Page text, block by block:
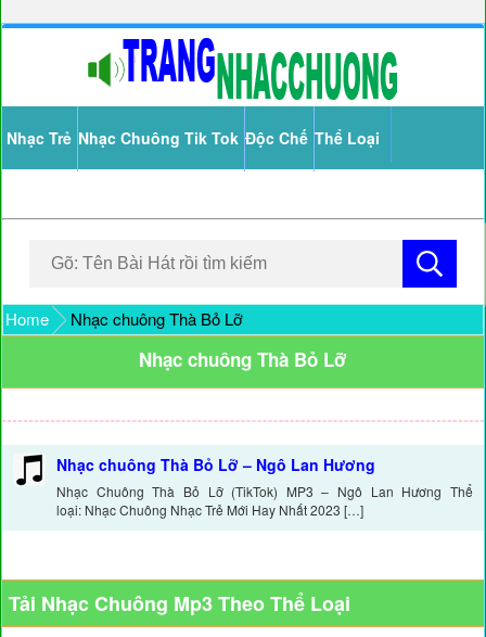
Nhạc Trẻ Nhạc Chuông Tik Tok Độc Chế Thể Loại
Home Nhạc chuông Thà Bỏ Lỡ
Nhạc chuông Thà Bỏ Lỡ
Nhạc chuông Thà Bỏ Lỡ – Ngô Lan Hương
Nhạc Chuông Thà Bỏ Lỡ (TikTok) MP3 – Ngô Lan Hương Thể
loại: Nhạc Chuông Nhạc Trẻ Mới Hay Nhất 2023 […]
Tải Nhạc Chuông Mp3 Theo Thể Loại